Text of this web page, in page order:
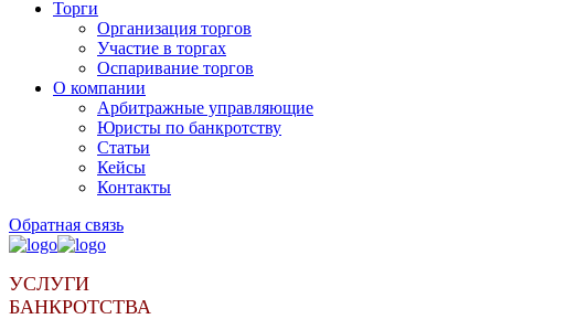
Торги
Организация торгов
Участие в торгах
Оспаривание торгов
О компании
Арбитражные управляющие
Юристы по банкротству
Статьи
Кейсы
Контакты
Обратная связь
УСЛУГИ
БАНКРОТСТВА